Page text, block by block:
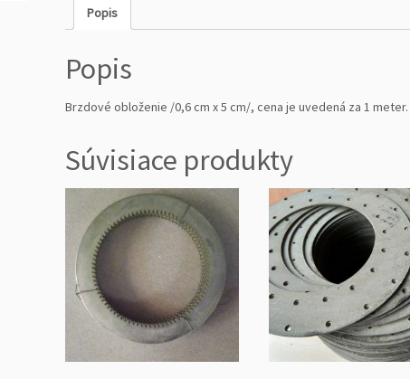
Popis
Popis
Brzdové obloženie /0,6 cm x 5 cm/, cena je uvedená za 1 meter.
Súvisiace produkty